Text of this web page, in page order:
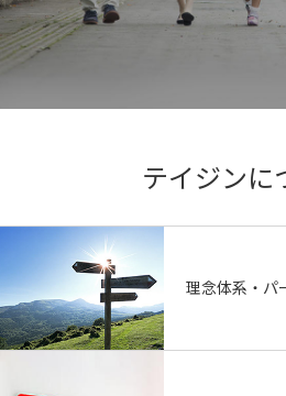
医薬・医療機器
テイジンに
理念体系・パ